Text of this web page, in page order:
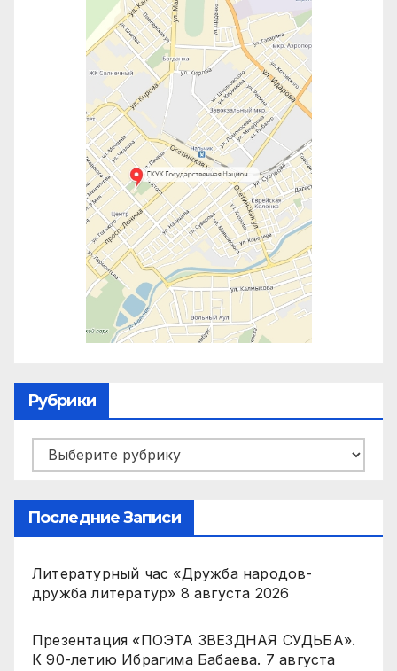
Рубрики
Рубрики
Последние Записи
Литературный час «Дружба народов-
дружба литератур» 8 августа 2026
Презентация «ПОЭТА ЗВЕЗДНАЯ СУДЬБА».
К 90-летию Ибрагима Бабаева. 7 августа